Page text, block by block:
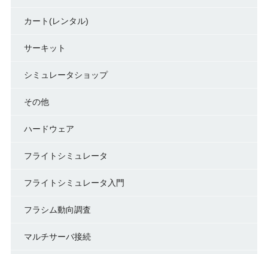
カート(レンタル)
サーキット
シミュレータショップ
その他
ハードウェア
フライトシミュレータ
フライトシミュレータ入門
フラシム動向調査
マルチサーバ接続